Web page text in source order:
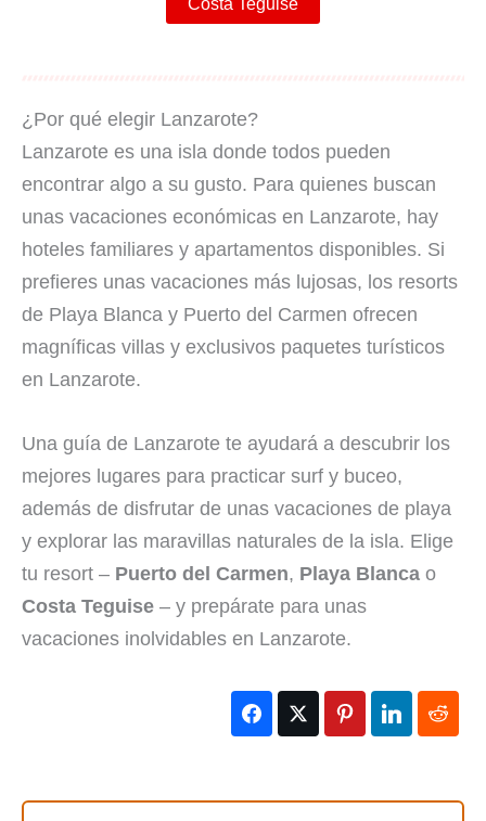
¿Por qué elegir Lanzarote?
Lanzarote es una isla donde todos pueden
encontrar algo a su gusto. Para quienes buscan
unas vacaciones económicas en Lanzarote, hay
hoteles familiares y apartamentos disponibles. Si
prefieres unas vacaciones más lujosas, los resorts
de Playa Blanca y Puerto del Carmen ofrecen
magníficas villas y exclusivos paquetes turísticos
en Lanzarote.
Una guía de Lanzarote te ayudará a descubrir los
mejores lugares para practicar surf y buceo,
además de disfrutar de unas vacaciones de playa
y explorar las maravillas naturales de la isla. Elige
tu resort – Puerto del Carmen, Playa Blanca o
Costa Teguise – y prepárate para unas
vacaciones inolvidables en Lanzarote.